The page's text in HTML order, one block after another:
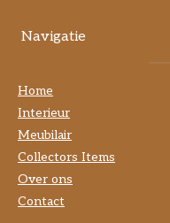
Navigatie
Home
Interieur
Meubilair
Collectors Items
Over ons
Contact